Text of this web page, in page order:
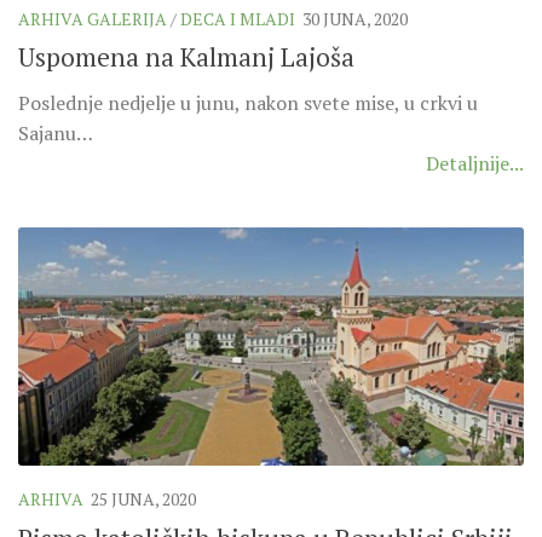
ŽUPE
SEVERNI DEKANAT
SREDNJI DEKANAT
ARHIVA GALERIJA
SINODA
DEKRET
SINODSKA MOLITVA
MOTO I LOGO
SINODSKI URED
ARHIVA GALERIJA/DECA I MLADI 30 JUNA, 2020
Uspomena na Kalmanj Lajoša
Poslednje nedjelje u junu, nakon svete mise, u crkvi u
Sajanu…
Detaljnije...
ARHIVA 25 JUNA, 2020